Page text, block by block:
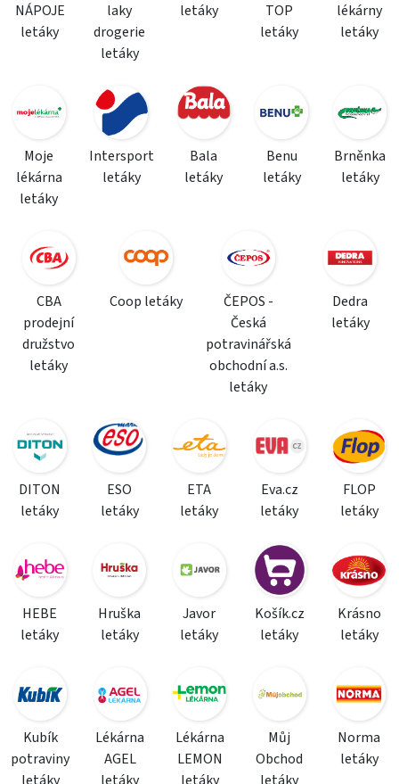
NÁPOJE
letáky
laky
drogerie
letáky
letáky
TOP
letáky
lékárny
letáky
Moje
lékárna
letáky
Intersport
letáky
Bala
letáky
Benu
letáky
Brněnka
letáky
CBA
prodejní
družstvo
letáky
Coop letáky
ČEPOS -
Česká
potravinářská
obchodní a.s.
letáky
Dedra
letáky
DITON
letáky
ESO
letáky
ETA
letáky
Eva.cz
letáky
FLOP
letáky
HEBE
letáky
Hruška
letáky
Javor
letáky
Košík.cz
letáky
Krásno
letáky
Kubík
potraviny
Lékárna
AGEL
Lékárna
LEMON
Můj
Obchod
Norma
letáky